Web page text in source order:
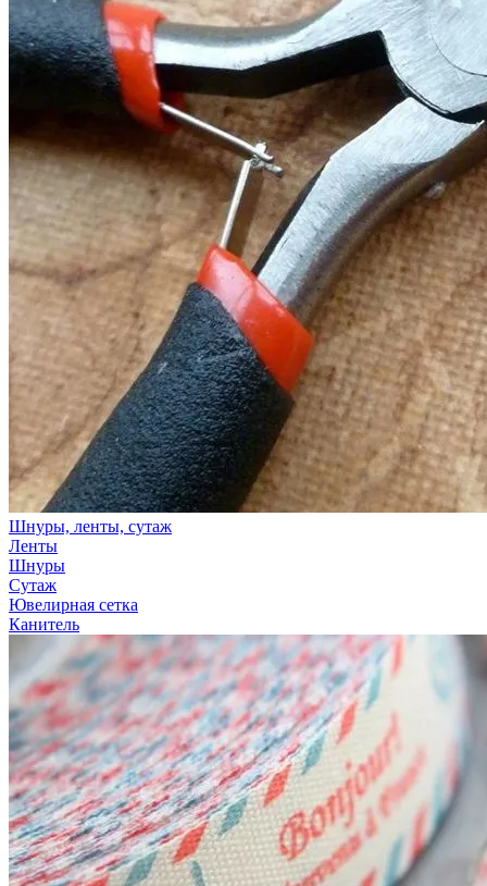
Шнуры, ленты, сутаж
Ленты
Шнуры
Сутаж
Ювелирная сетка
Канитель